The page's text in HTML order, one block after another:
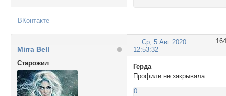
ВКонтакте
164
Ср, 5 Авг 2020
12:53:32
Mirra Bell
Cтарожил
Герда
Профили не закрывала
0